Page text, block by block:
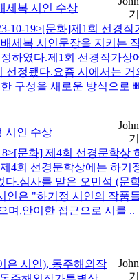
세복 시인 수상
10-19>[문화]제1회 선경
세복 시인문장을 지키는
하였다.제1회 선경작가상
선정됐다.요즘 시에서는 거
구성을 새로운 방식으로
시인 수상
문화] 제4회 선경문학
4회 선경문학상에는 하기
다.심사를 맡은 오민석 (문
인은 "하기정 시인의 작품
며,안이한 접근으로 시를 ..
은 시인), 동주해외작